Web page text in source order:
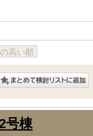
高い順
号棟